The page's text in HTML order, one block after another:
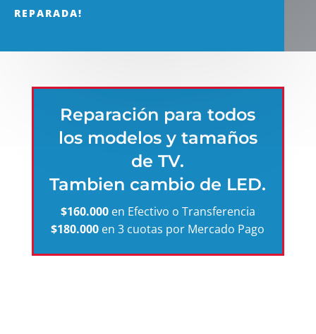
REPARADA!
Reparación para todos
los modelos y tamaños
de TV.
Tambien cambio de LED.
$160.000en Efectivo o Transferencia
$180.000 en 3 cuotas por Mercado Pago